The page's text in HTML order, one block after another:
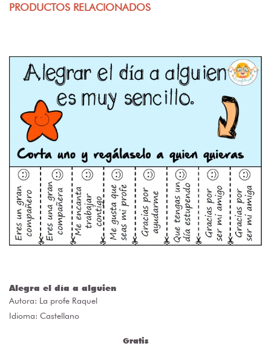
PRODUCTOS RELACIONADOS
Alegra el día a alguien
Autora: La profe Raquel
Idioma: Castellano
Gratis